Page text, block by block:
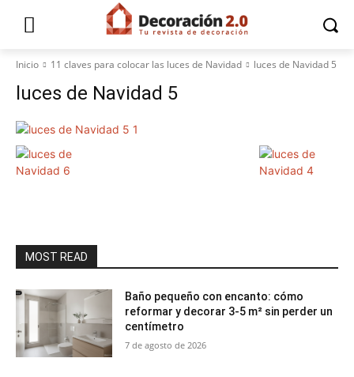
Inicio 11 claves para colocar las luces de Navidad luces de Navidad 5
luces de Navidad 5
MOST READ
Baño pequeño con encanto: cómo
reformar y decorar 3-5 m² sin perder un
centímetro
7 de agosto de 2026